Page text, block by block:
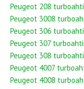
Peugeot 208
Peugeot 3008
Peugeot 306
Peugeot 307
Peugeot 308
Peugeot 4007
Peugeot 4008